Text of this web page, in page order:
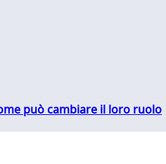
può cambiare il loro ruolo